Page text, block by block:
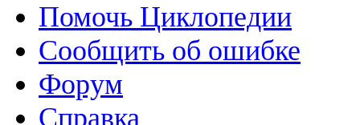
Помочь Циклопедии
Сообщить об ошибке
Форум
Справка